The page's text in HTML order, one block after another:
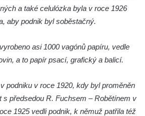
Bratří Čapků v Novém
ulici v Novém
ulici v Novém Boru
a také celulózka byla v roce 1926
aby podnik byl soběstačný.
asi 1000 vagónů papíru, vedle
a to papír psací, grafický a balicí.
podniku v roce 1920, kdy byl proměněn
s předsedou R. Fuchsem – Robětínem v
1925 vedli podnik, k němuž patřila též